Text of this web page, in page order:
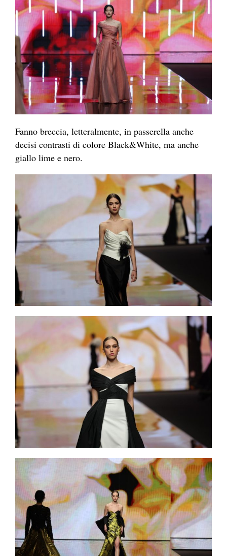
Fanno breccia, letteralmente, in passerella anche
decisi contrasti di colore Black&White, ma anche
giallo lime e nero.